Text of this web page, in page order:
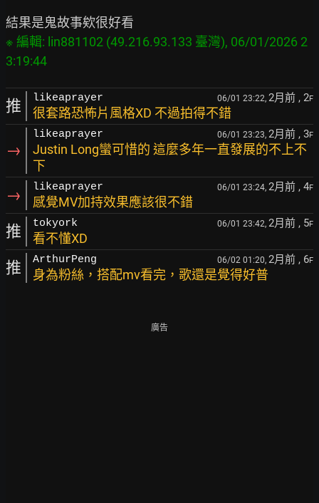
※ 編輯: lin881102 (49.216.93.133 臺灣), 06/01/2026 2
推 likeaprayer 06/01 23:22, 2月前 , 2F
很套路恐怖片風格XD 不過拍得不錯
→
likeaprayer 06/01 23:23, 2月前 , 3F
Justin Long蠻可惜的 這麼多年一直發展的不上不
下
→ likeaprayer 06/01 23:24, 2月前 , 4F
感覺MV加持效果應該很不錯
推 tokyork 06/01 23:42, 2月前 , 5F
看不懂XD
推 ArthurPeng 06/02 01:20, 2月前 , 6F
身為粉絲，搭配mv看完，歌還是覺得好普
廣告